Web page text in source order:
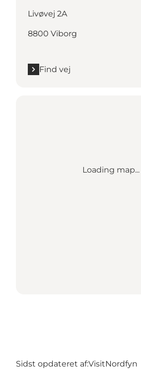
Livøvej 2A
8800 Viborg
Find vej
Loading map...
Sidst opdateret af:VisitNordfyn